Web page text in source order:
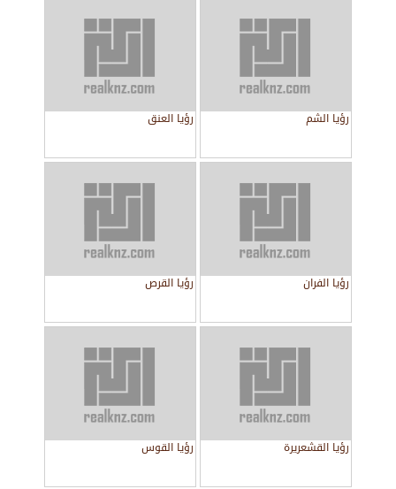
رؤيا الشم رؤيا العنق
رؤيا الفران رؤيا القرص
رؤيا القشعريرة رؤيا القوس